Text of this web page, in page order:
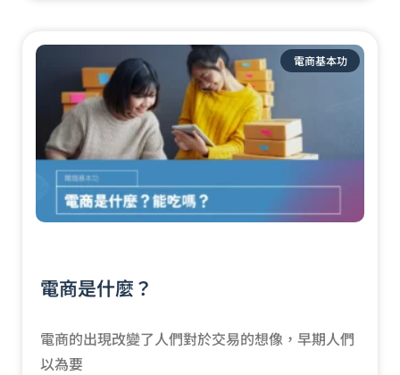
電商基本功
電商是什麼？
電商的出現改變了人們對於交易的想像，早期人們
以為要